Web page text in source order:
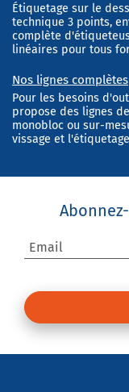
Étiquetage sur le
technique 3 points,
complète
linéaires pour tous
Nos lignes complètes
Pour les besoins
propose des lignes
monobloc ou sur-
vissage et
Email